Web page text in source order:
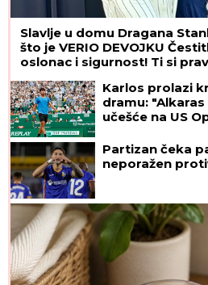
Slavlje u domu Dragana
što je VERIO DEVOJKU
oslonac i sigurnost! Ti si
Karlos prolazi
dramu:
učešće na US
Partizan čeka
neporažen